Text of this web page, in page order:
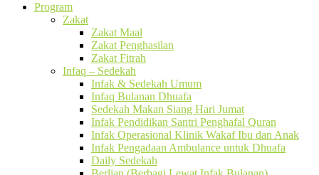
Program
Zakat
Zakat Maal
Zakat Penghasilan
Zakat Fitrah
Infaq – Sedekah
Infak & Sedekah Umum
Infaq Bulanan Dhuafa
Sedekah Makan Siang Hari Jumat
Infak Pendidikan Santri Penghafal Quran
Infak Operasional Klinik Wakaf Ibu dan Anak
Infak Pengadaan Ambulance untuk Dhuafa
Daily Sedekah